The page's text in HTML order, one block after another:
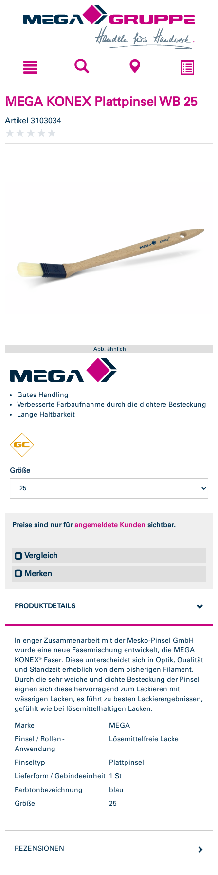
MEGA KONEX Plattpinsel WB 25
Artikel 3103034
Abb. ähnlich
Gutes Handling
Verbesserte Farbaufnahme durch die dichtere Besteckung
Lange Haltbarkeit
Größe
Preise sind nur fürangemeldete Kunden sichtbar.
Vergleich
Merken
PRODUKTDETAILS
In enger Zusammenarbeit mit der Mesko-Pinsel GmbH
wurde eine neue Fasermischung entwickelt, die MEGA
KONEX® Faser. Diese unterscheidet sich in Optik, Qualität
und Standzeit erheblich von dem bisherigen Filament.
Durch die sehr weiche und dichte Besteckung der Pinsel
eignen sich diese hervorragend zum Lackieren mit
wässrigen Lacken, es führt zu besten Lackierergebnissen,
gefühlt wie bei lösemittelhaltigen Lacken.
Marke
MEGA
Pinsel / Rollen -
Anwendung
Lösemittelfreie Lacke
Pinseltyp
Plattpinsel
Lieferform / Gebindeeinheit 1 St
Farbtonbezeichnung
blau
Größe
25
REZENSIONEN